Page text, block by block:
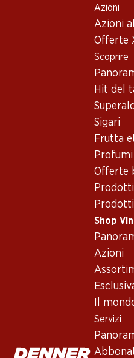
Azioni
Azioni
Offerte
Scoprire
Hit del
Sigari
Frutta
Offerte
Prodotti
Shop
Azioni
Il
Servizi
Vallese
Jean-René Germanier
Fronte
Jean-René
du Valais AOC
, Vallese,